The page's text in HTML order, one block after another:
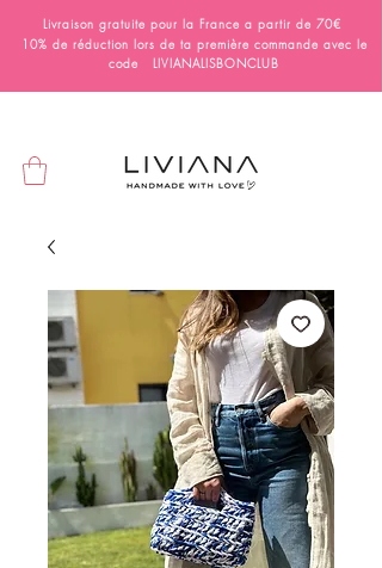
Livraison gratuite pour la France a partir de 70€
10% de réduction lors de ta première commande avec le
code LIVIANALISBONCLUB